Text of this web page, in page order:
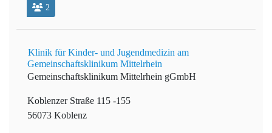
2
Klinik für Kinder- und Jugendmedizin am
Gemeinschaftsklinikum Mittelrhein
Gemeinschaftsklinikum Mittelrhein gGmbH
Koblenzer Straße 115 -155
56073 Koblenz